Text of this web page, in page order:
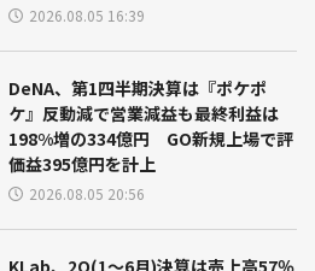
2026.08.05 16:39
DeNA、第1四半期決算は『ポケポ
ケ』反動減で営業減益も最終利益は
198%増の334億円 GO新規上場で評
価益395億円を計上
2026.08.05 20:56